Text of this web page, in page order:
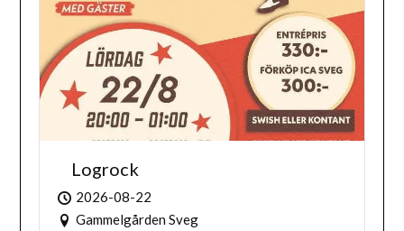
Logrock
2026-08-22
Gammelgården Sveg